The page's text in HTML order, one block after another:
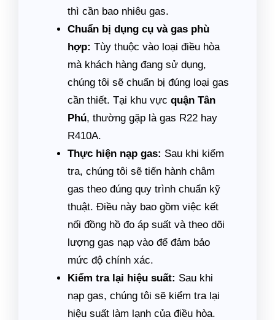
thì cần bao nhiêu gas.
Chuẩn bị dụng cụ và gas phù
hợp: Tùy thuộc vào loại điều hòa
mà khách hàng đang sử dụng,
chúng tôi sẽ chuẩn bị đúng loại gas
cần thiết. Tại khu vực quận Tân
Phú, thường gặp là gas R22 hay
R410A.
Thực hiện nạp gas: Sau khi kiểm
tra, chúng tôi sẽ tiến hành châm
gas theo đúng quy trình chuẩn kỹ
thuật. Điều này bao gồm việc kết
nối đồng hồ đo áp suất và theo dõi
lượng gas nạp vào để đảm bảo
mức độ chính xác.
Kiểm tra lại hiệu suất: Sau khi
nạp gas, chúng tôi sẽ kiểm tra lại
hiệu suất làm lạnh của điều hòa.